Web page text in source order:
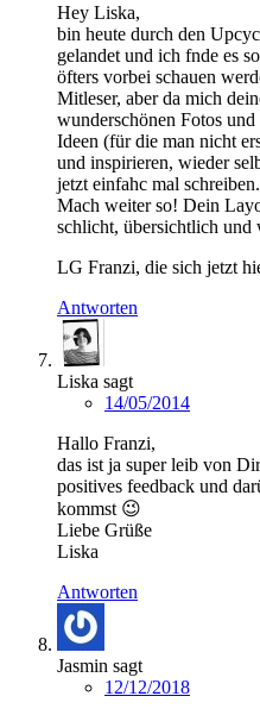
Hey Liska,
bin heute durch den
gelandet und ich fnde es
öfters vorbei schauen
Mitleser, aber da mich
wunderschönen Fotos
Ideen (für die man nicht
und inspirieren, wieder
jetzt einfahc mal
Mach weiter so! Dein
schlicht, übersichtlich und
LG Franzi, die sich jetzt
Antworten
Liska sagt
14/05/2014
Hallo Franzi,
das ist ja super leib von
positives feedback und
kommst 😉
Liebe Grüße
Liska
Antworten
Jasmin sagt
12/12/2018